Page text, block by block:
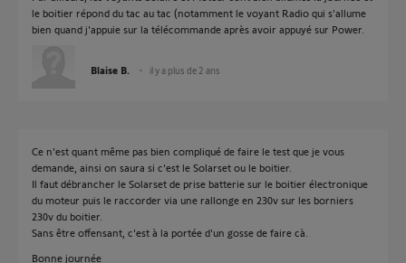
le boitier répond du tac au tac (notamment le voyant Radio qui s'allume
bien quand j'appuie sur la télécommande après avoir appuyé sur Power.
Blaise B. il y a plus de 2 ans
Ce n'est quant même pas bien compliqué de faire le test que je vous
demande, ainsi on saura si c'est le Solarset ou le boitier.
Il faut débrancher le Solarset de prise batterie sur le boitier électronique
du moteur puis le raccorder via une rallonge en 230v sur les borniers
230v du boitier.
Sans être offensant, c'est à la portée d'un gosse de faire cà.
Bonne journée